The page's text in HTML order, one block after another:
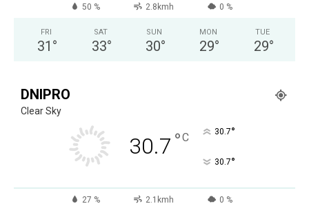
50 % 2.8kmh 0 %
FRI
31 °
SAT
33°
SUN
30°
MON
29°
TUE
29°
DNIPRO
Clear Sky
30.7 °C 30.7°
30.7°
27 % 2.1kmh 0 %